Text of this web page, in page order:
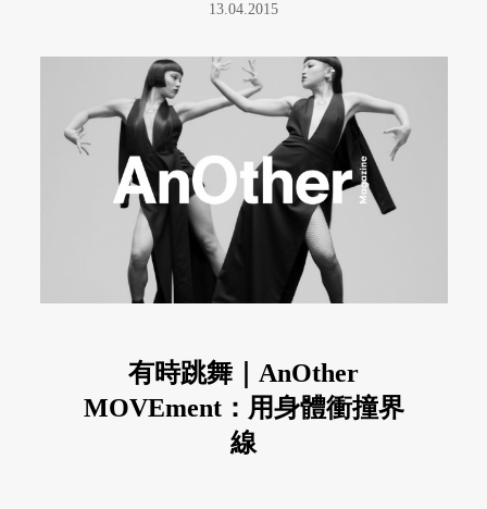
13.04.2015
有時跳舞｜AnOther
MOVEment：用身體衝撞界
線